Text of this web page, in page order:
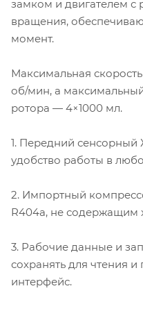
замком и двигателем с
вращения,
момент.
Максимальная
об/мин, а
ротора — 4×1000 мл.
1. Передний
удобство работы в
2. Импортный
R404a, не содержащим
3. Рабочие данные и
сохранять для чтения и
интерфейс.